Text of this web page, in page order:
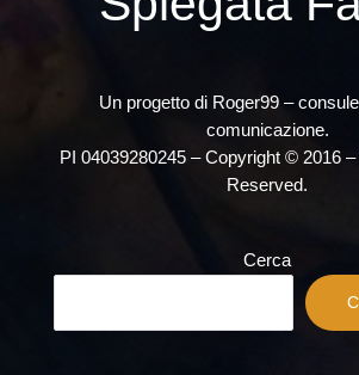
Un progetto di Roger99 –
comunicazione.
PI 04039280245 – Copyright © 2016
Reserved.
Cerca